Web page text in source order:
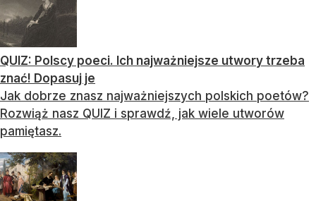
QUIZ: Polscy poeci. Ich najważniejsze utwory trzeba
znać! Dopasuj je
Jak dobrze znasz najważniejszych polskich poetów?
Rozwiąż nasz QUIZ i sprawdź, jak wiele utworów
pamiętasz.